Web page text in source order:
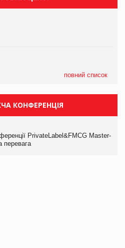
повний список
КОНФЕРЕНЦІЯ
PrivateLabel&FMCG Master-
перевага